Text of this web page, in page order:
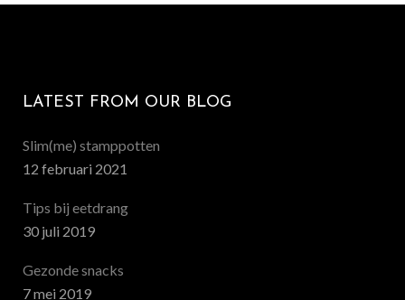
LATEST FROM OUR BLOG
Slim(me) stamppotten
12 februari 2021
Tips bij eetdrang
30 juli 2019
Gezonde snacks
7 mei 2019